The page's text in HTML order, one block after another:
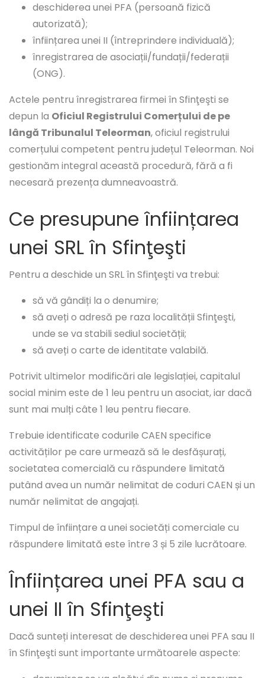
deschiderea unei PFA (persoană fizică
autorizată);
înființarea unei II (întreprindere individuală);
înregistrarea de asociații/fundații/federații
(ONG).
Actele pentru înregistrarea firmei în Sfinţeşti se
depun la Oficiul Registrului Comerțului de pe
lângă Tribunalul Teleorman, oficiul registrului
comerțului competent pentru județul Teleorman. Noi
gestionăm integral această procedură, fără a fi
necesară prezența dumneavoastră.
Ce presupune înființarea
unei SRL în Sfinţeşti
Pentru a deschide un SRL în Sfinţeşti va trebui:
să vă gândiți la o denumire;
să aveți o adresă pe raza localității Sfinţeşti,
unde se va stabili sediul societății;
să aveți o carte de identitate valabilă.
Potrivit ultimelor modificări ale legislației, capitalul
social minim este de 1 leu pentru un asociat, iar dacă
sunt mai mulți câte 1 leu pentru fiecare.
Trebuie identificate codurile CAEN specifice
activităților pe care urmează să le desfășurați,
societatea comercială cu răspundere limitată
putând avea un număr nelimitat de coduri CAEN și un
număr nelimitat de angajați.
Timpul de înființare a unei societăți comerciale cu
răspundere limitată este între 3 și 5 zile lucrătoare.
Înființarea unei PFA sau a
unei II în Sfinţeşti
Dacă sunteți interesat de deschiderea unei PFA sau II
în Sfinţeşti sunt importante următoarele aspecte: